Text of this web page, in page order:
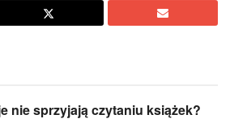
nie sprzyjają czytaniu książek?